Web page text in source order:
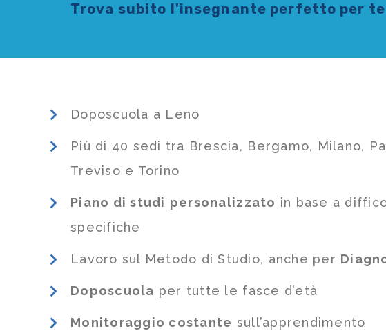
Trova subito l'insegnante perfetto per te
Doposcuola a Leno
Più di 40 sedi tra Brescia, Bergamo, Milano,
Treviso e Torino
Piano di studi personalizzato in base a
specifiche
Lavoro sul Metodo di Studio, anche per
Doposcuola per tutte le fasce d’età
Monitoraggio costante sull’apprendimento